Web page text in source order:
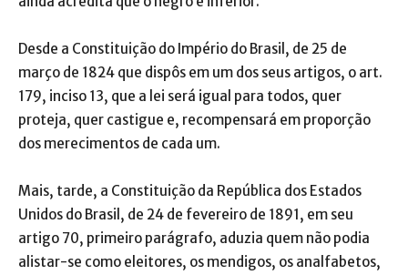
Desde a Constituição do Império do Brasil, de 25 de
março de 1824 que dispôs em um dos seus artigos, o art.
179, inciso 13, que a lei será igual para todos, quer
proteja, quer castigue e, recompensará em proporção
dos merecimentos de cada um.
Mais, tarde, a Constituição da República dos Estados
Unidos do Brasil, de 24 de fevereiro de 1891, em seu
artigo 70, primeiro parágrafo, aduzia quem não podia
alistar-se como eleitores, os mendigos, os analfabetos,